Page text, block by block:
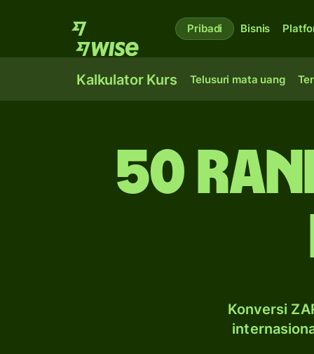
Pribadi Bisnis
Kalkulator Kurs Telusuri mata uang
50
Konversi